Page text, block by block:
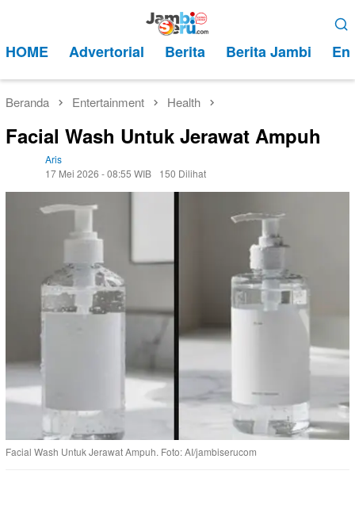
kontenMobile
HOME Advertorial Berita Berita Jambi
Beranda Entertainment Health
Facial Wash Untuk Jerawat Ampuh
Aris
17 Mei 2026 - 08:55 WIB
150 Dilihat
Facial Wash Untuk Jerawat Ampuh. Foto: AI/jambiserucom